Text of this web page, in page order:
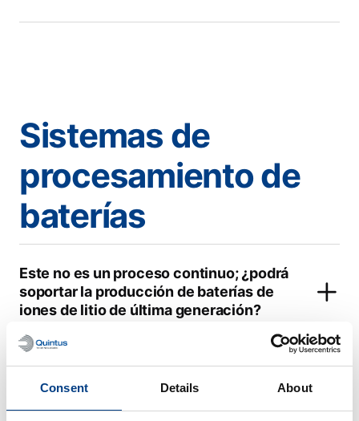
Consent Details About
Sistemas de
procesamiento de
baterías
Este no es un proceso continuo; ¿podrá
soportar la producción de baterías de
iones de litio de última generación?